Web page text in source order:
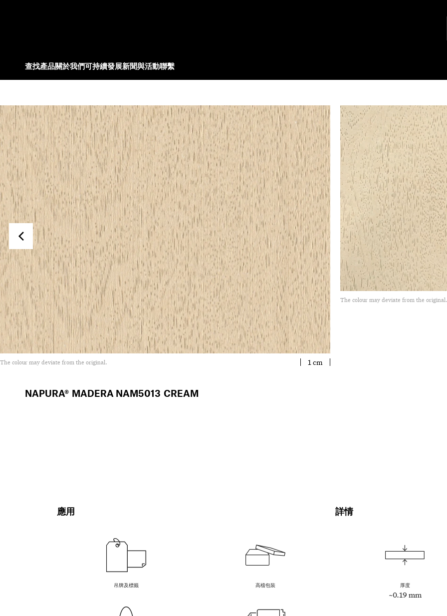
查找產品關於我們可持續發展新聞與活動聯繫
The colour may deviate from the original. 1 cm
The colour may deviate from the original.
NAPURA® MADERA NAM5013 CREAM
應用
吊牌及標籤 高檔包裝
詳情
厚度
~0.19 mm